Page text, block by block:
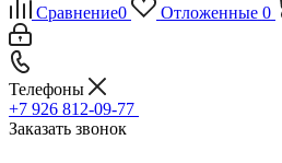
Сравнение0 Отложенные 0
Телефоны
+7 926 812-09-77
Заказать звонок